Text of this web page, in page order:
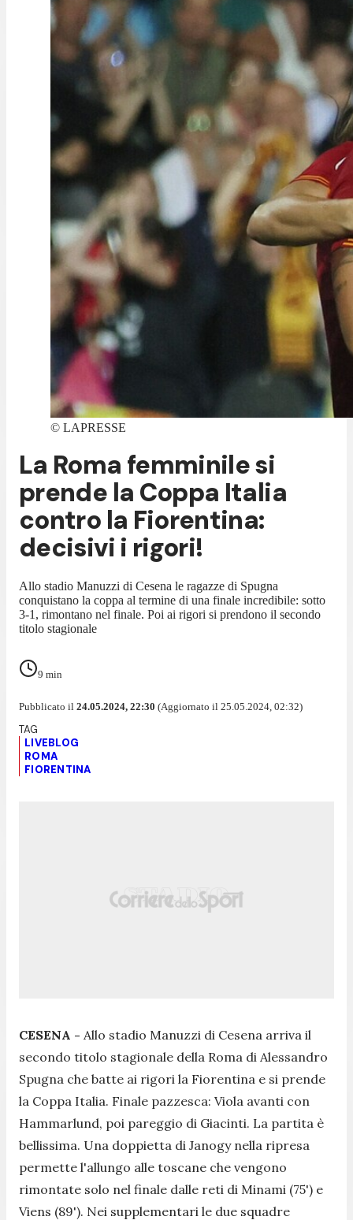
© LAPRESSE
La Roma femminile si
prende la Coppa Italia
contro la Fiorentina:
decisivi i rigori!
Allo stadio Manuzzi di Cesena le ragazze di Spugna
conquistano la coppa al termine di una finale incredibile: sotto
3-1, rimontano nel finale. Poi ai rigori si prendono il secondo
titolo stagionale
9 min
Pubblicato il 24.05.2024, 22:30 (Aggiornato il 25.05.2024, 02:32)
LIVEBLOG
ROMA
FIORENTINA
CESENA - Allo stadio Manuzzi di Cesena arriva il
secondo titolo stagionale della Roma di Alessandro
Spugna che batte ai rigori la Fiorentina e si prende
la Coppa Italia. Finale pazzesca: Viola avanti con
Hammarlund, poi pareggio di Giacinti. La partita è
bellissima. Una doppietta di Janogy nella ripresa
permette l'allungo alle toscane che vengono
rimontate solo nel finale dalle reti di Minami (75') e
Viens (89'). Nei supplementari le due squadre